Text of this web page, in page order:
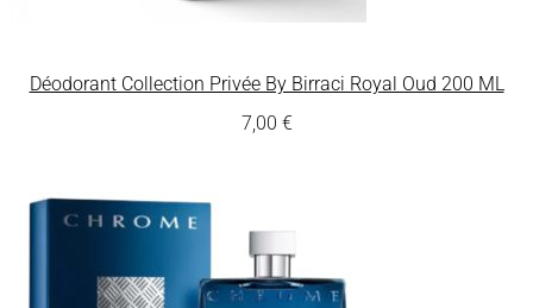
Déodorant Collection Privée By Birraci Royal Oud 200 ML
7,00 €